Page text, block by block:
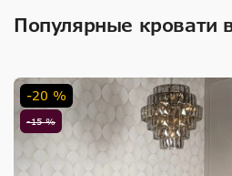
Популярные кровати
-15 %
-20 %